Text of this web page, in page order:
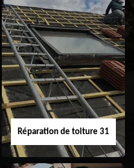
Nettoyage
demoussage de
toiture 31
Réparation de toiture 31